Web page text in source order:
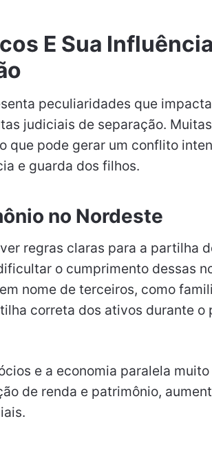
E Sua
peculiaridades que
judiciais de separação.
que pode gerar um conflito
e guarda dos filhos.
no Nordeste
regras claras para a partilha
o cumprimento dessas
nome de terceiros, como
correta dos ativos durante o
e a economia paralela
de renda e patrimônio,